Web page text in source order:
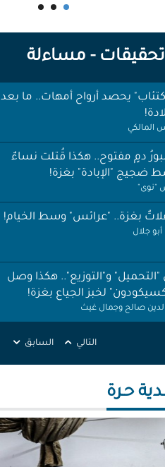
تحقيقات - مساءلة
يحصد أرواح أمهات.. ما بعد
المالكي
دمٍ مفتوح.. هكذا قُتلت نساءٌ
ضجيج "الإبادة" بغزة!
"نوى"
بغزة.. "عرائس" وسط الخيام!
جلال
"التحميل" و"التوزيع".. هكذا وصل
لخبز الجياع بغزة!
الدين صالح وجمال غيث
نظافة في الظل.. لا حقوق ولا
غزة قنابل موقوتة.. خَرابٌ نَخَر
والتربة!
الله التركماني ورشا فرحات
وضحكوا".. انتهاكات جنسية
التالي السابق
حـرة